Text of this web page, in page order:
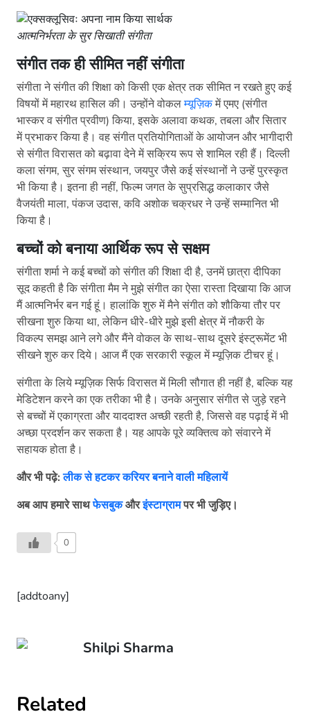
आत्मनिर्भरता के सुर सिखाती संगीता
संगीत तक ही सीमित नहीं संगीता
संगीता ने संगीत की शिक्षा को किसी एक क्षेत्र तक सीमित न रखते हुए कई
विषयों में महारथ हासिल की। उन्होंने वोकलम्यूज़िकमें एमए (संगीत
भास्कर व संगीत प्रवीण) किया, इसके अलावा कथक, तबला और सितार
में प्रभाकर किया है। वह संगीत प्रतियोगिताओं के आयोजन और भागीदारी
से संगीत विरासत को बढ़ावा देने में सक्रिय रूप से शामिल रही हैं। दिल्ली
कला संगम, सुर संगम संस्थान, जयपुर जैसे कई संस्थानों ने उन्हें पुरस्कृत
भी किया है। इतना ही नहीं, फिल्म जगत के सुप्रसिद्ध कलाकार जैसे
वैजयंती माला, पंकज उदास, कवि अशोक चक्रधर ने उन्हें सम्मानित भी
किया है।
बच्चों को बनाया आर्थिक रूप से सक्षम
संगीता शर्मा ने कई बच्चों को संगीत की शिक्षा दी है, उनमें छात्रा दीपिका
सूद कहती है कि संगीता मैम ने मुझे संगीत का ऐसा रास्ता दिखाया कि आज
मैं आत्मनिर्भर बन गई हूं। हालांकि शुरु में मैने संगीत को शौकिया तौर पर
सीखना शुरु किया था, लेकिन धीरे-धीरे मुझे इसी क्षेत्र में नौकरी के
विकल्प समझ आने लगे और मैंने वोकल के साथ-साथ दूसरे इंस्ट्रूमेंट भी
सीखने शुरु कर दिये। आज मैं एक सरकारी स्कूल में म्यूज़िक टीचर हूं।
संगीता के लिये म्यूज़िक सिर्फ विरासत में मिली सौगात ही नहीं है, बल्कि यह
मेडिटेशन करने का एक तरीका भी है। उनके अनुसार संगीत से जुड़े रहने
से बच्चों में एकाग्रता और याददाश्त अच्छी रहती है, जिससे वह पढ़ाई में भी
अच्छा प्रदर्शन कर सकता है। यह आपके पूरे व्यक्तित्व को संवारने में
सहायक होता है।
और भी पढ़े:लीक से हटकर करियर बनाने वाली महिलायें
अब आप हमारे साथफेसबुकऔरइंस्टाग्रामपर भी जुड़िए।
0
[addtoany]
Shilpi Sharma
Related